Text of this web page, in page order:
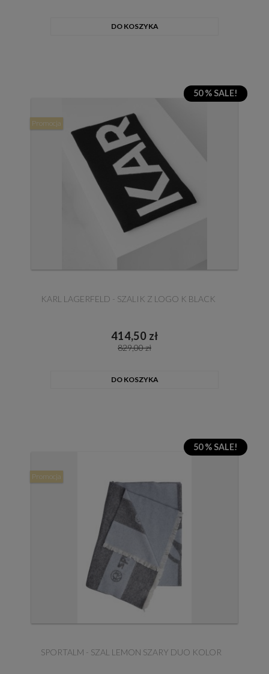
DO KOSZYKA
50 % SALE!
KARL LAGERFELD - SZALIK Z LOGO K BLACK
414,50 zł
829,00 zł
DO KOSZYKA
Promocja
50 % SALE!
SPORTALM - SZAL LEMON SZARY DUO KOLOR
Promocja